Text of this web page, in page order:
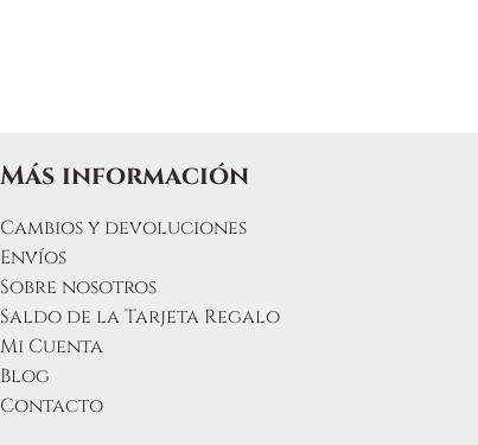
Más información
Cambios y devoluciones
Envíos
Sobre nosotros
Saldo de la Tarjeta Regalo
Mi Cuenta
Blog
Contacto